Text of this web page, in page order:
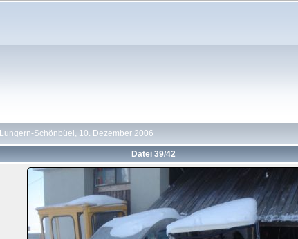
Lungern-Schönbüel, 10. Dezember 2006
Datei 39/42